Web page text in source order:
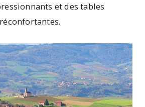
et des tables